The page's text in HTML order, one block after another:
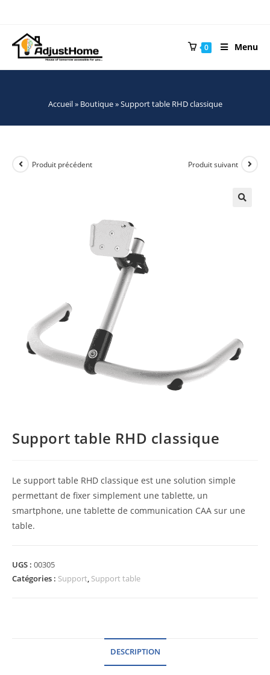
0 Menu
Accueil» Boutique»Support table RHD classique
Produit précédent Produit suivant
Support table RHD classique
Le support table RHD classique est une solution simple
permettant de fixer simplement une tablette, un
smartphone, une tablette de communication CAA sur une
table.
UGS : 00305
Catégories : Support, Support table
DESCRIPTION